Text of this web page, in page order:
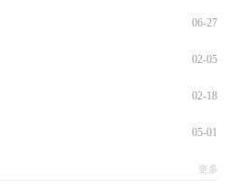
06-27
02-05
02-18
05-01
更多